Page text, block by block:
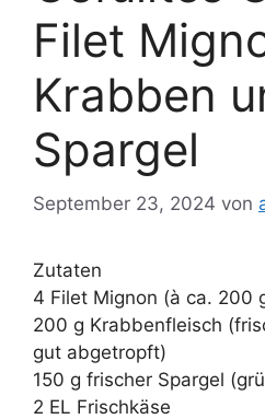
Filet
Krabben
Spargel
September 23, 2024 von
Zutaten
4 Filet Mignon (à ca. 200
200 g Krabbenfleisch
gut abgetropft)
150 g frischer Spargel
2 EL Frischkäse